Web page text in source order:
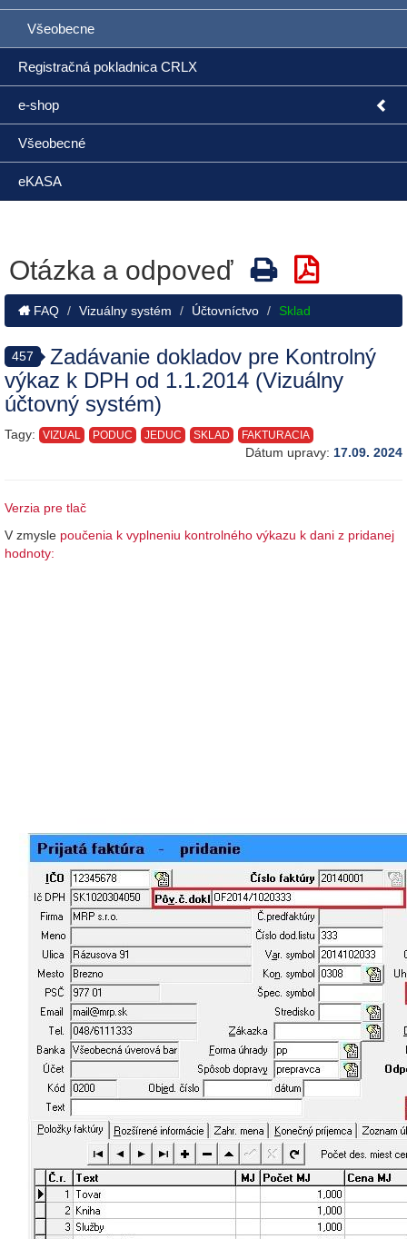
Všeobecne
Registračná pokladnica CRLX
e-shop
Všeobecné
eKASA
Otázka a odpoveď
FAQ Vizuálny systém Účtovníctvo Sklad
457
Zadávanie dokladov pre Kontrolný
výkaz k DPH od 1.1.2014 (Vizuálny
účtovný systém)
Tagy: VIZUAL PODUC JEDUC SKLAD FAKTURACIA
Dátum upravy: 17.09. 2024
Verzia pre tlač
V zmysle poučenia k vyplneniu kontrolného výkazu k dani z pridanej
hodnoty: